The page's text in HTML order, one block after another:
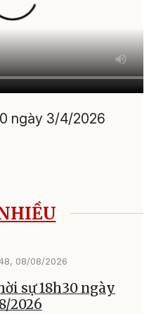
ngày 3/4/2026
08/08/2026
sự 18h30 ngày
2026